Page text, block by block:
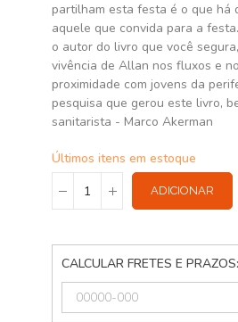
partilham esta festa é o que há
aquele que convida para a
o autor do livro que você
vivência de Allan nos fluxos e
proximidade com jovens da
pesquisa que gerou este livro,
sanitarista - Marco Akerman
Últimos itens em estoque
ADICIONAR
CALCULAR FRETES E PRAZOS: